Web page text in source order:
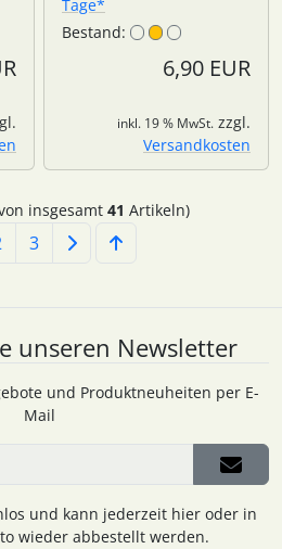
Tage*
Bestand:
6,90 EUR
inkl. 19 % MwSt. zzgl.
Versandkosten
insgesamt 41 Artikeln)
3
unseren Newsletter
und Produktneuheiten per E-
Mail
und kann jederzeit hier oder in
wieder abbestellt werden.